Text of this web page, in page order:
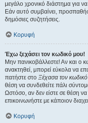
μεγάλο χρονικό διάστημα για
Εάν αυτό συμβαίνει,
δημόσιες συζητήσεις.
Κορυφή
Έχω ξεχάσει τον κωδικό μου!
Μην πανικοβάλλεστε! Αν και ο
ανακτηθεί, μπορεί εύκολα να
πατήστε στο Ξέχασα τον
θέση να συνδεθείτε πάλι
Ωστόσο, αν δεν είστε σε θέση
επικοινωνήστε με κάποιον
Κορυφή